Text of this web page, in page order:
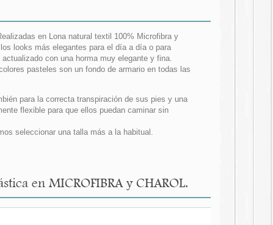
en Lona natural textil 100% Microfibra y
looks más elegantes para el día a día o para
con una horma muy elegante y fina.
pasteles son un fondo de armario en todas las
para la correcta transpiración de sus pies y una
flexible para que ellos puedan caminar sin
seleccionar una talla más a la habitual.
en MICROFIBRA y CHAROL.